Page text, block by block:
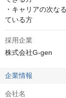
・キャリアの次な
ている方
採用企業
株式会社G-gen
企業情報
会社名